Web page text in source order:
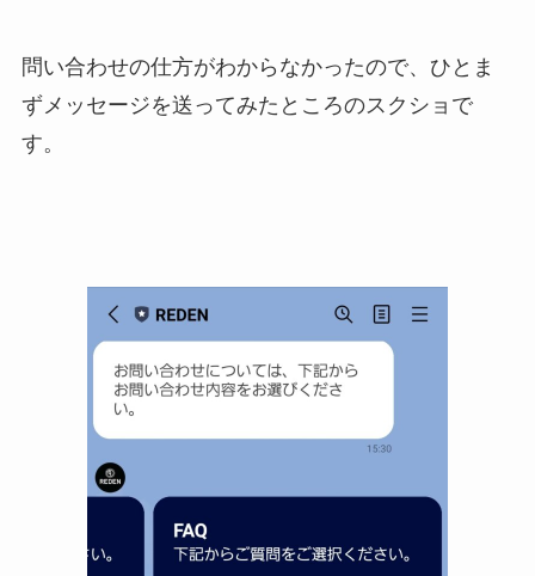
問い合わせの仕方がわからなかったので、ひとま
ずメッセージを送ってみたところのスクショで
す。